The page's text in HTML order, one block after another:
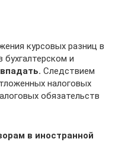
курсовых разниц в
и
Следствием
налоговых
обязательств
в иностранной